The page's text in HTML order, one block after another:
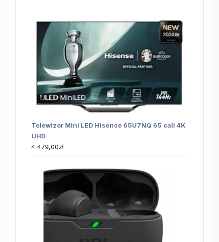
Telewizor Mini LED Hisense 65U7NQ 65 cali 4K
UHD
4 479,00zł